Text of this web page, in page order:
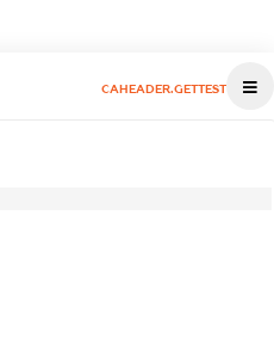
CAHEADER.GETTEST